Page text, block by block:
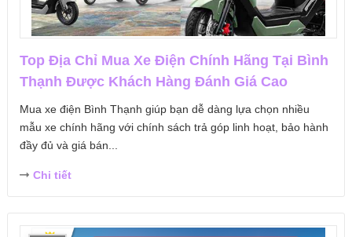
Top Địa Chỉ Mua Xe Điện Chính Hãng Tại Bình
Thạnh Được Khách Hàng Đánh Giá Cao
Mua xe điện Bình Thạnh giúp bạn dễ dàng lựa chọn nhiều
mẫu xe chính hãng với chính sách trả góp linh hoạt, bảo hành
đầy đủ và giá bán...
Chi tiết